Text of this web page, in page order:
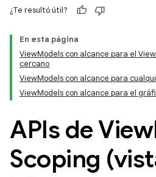
¿Te resultó útil?
En esta página
ViewModels con alcance para el
cercano
ViewModels con alcance para
ViewModels con alcance para el
APIs de View
Scoping